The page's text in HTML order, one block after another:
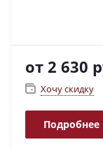
от 2 630
Хочу скидку
Подробнее